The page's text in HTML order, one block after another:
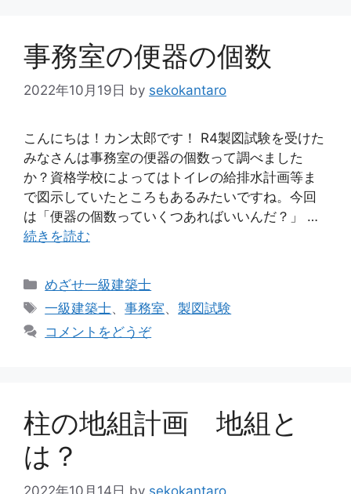
事務室の便器の個数
2022年10月19日 by sekokantaro
こんにちは！カン太郎です！ R4製図試験を受けた
みなさんは事務室の便器の個数って調べました
か？資格学校によってはトイレの給排水計画等ま
で図示していたところもあるみたいですね。今回
は「便器の個数っていくつあればいいんだ？」 …
続きを読む
カ
リ
めざせ一級建築士
タ
グ
一級建築士、事務室、製図試験
コメントをどうぞ
柱の地組計画 地組と
は？
2022年10月14日 by sekokantaro